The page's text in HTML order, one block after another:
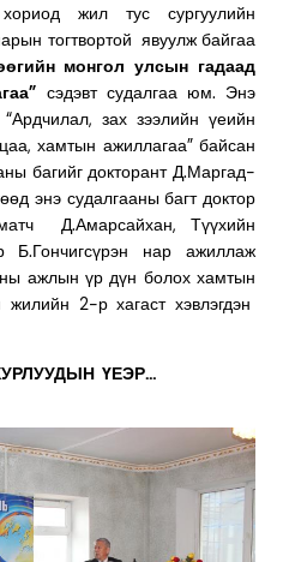
жил тус сургуулийн
тогтвортой явуулж байгаа
монгол улсын гадаад
сэдэвт судалгаа юм. Энэ
зах зээлийн үеийн
хамтын ажиллагаа” байсан
багийг докторант Д.Маргад-
энэ судалгааны багт доктор
Д.Амарсайхан, Түүхийн
Б.Гончигсүрэн нар ажиллаж
ажлын үр дүн болох хамтын
2-р хагаст хэвлэгдэн
ҮЕЭР…